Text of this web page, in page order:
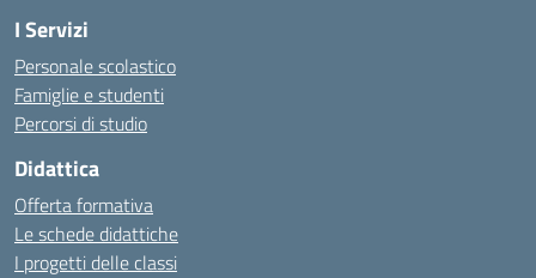
I Servizi
Personale scolastico
Famiglie e studenti
Percorsi di studio
Didattica
Offerta formativa
Le schede didattiche
I progetti delle classi